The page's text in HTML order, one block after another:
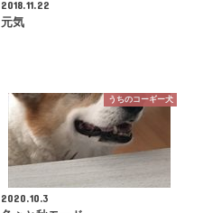
2018.11.22
元気
うちのコーギー犬
2020.10.3